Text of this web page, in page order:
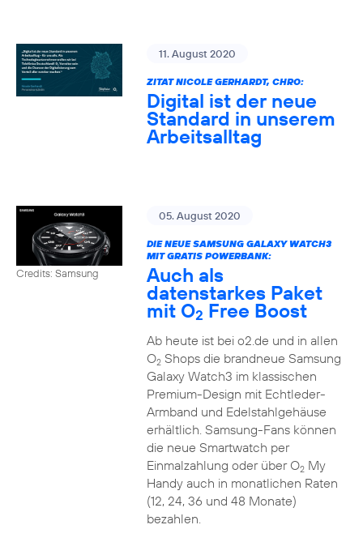
11. August 2020
ZITAT NICOLE GERHARDT, CHRO:
Digital ist der neue
Standard in unserem
Arbeitsalltag
Credits: Samsung
05. August 2020
DIE NEUE SAMSUNG GALAXY WATCH3
MIT GRATIS POWERBANK:
Auch als
datenstarkes Paket
mit O2 Free Boost
Ab heute ist bei o2.de und in allen
O2Shops die brandneue Samsung
Galaxy Watch3 im klassischen
Premium-Design mit Echtleder-
Armband und Edelstahlgehäuse
erhältlich. Samsung-Fans können
die neue Smartwatch per
Einmalzahlung oder über O2My
Handy auch in monatlichen Raten
(12, 24, 36 und 48 Monate)
bezahlen.